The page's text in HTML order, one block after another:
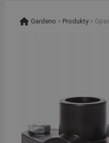
Gardeno > Produkty>